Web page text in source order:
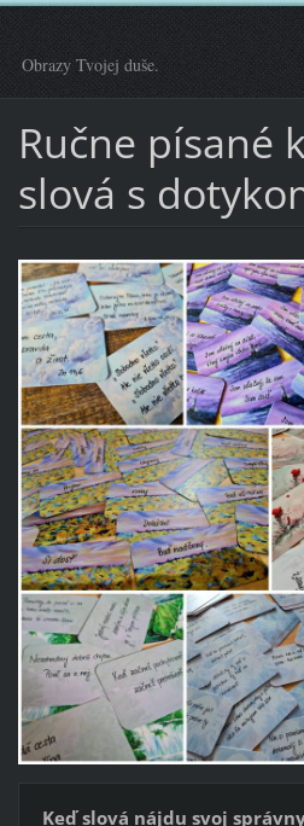
Obrazy Tvojej duše.
Ručne písané
slová s
Keď slová nájdu svoj